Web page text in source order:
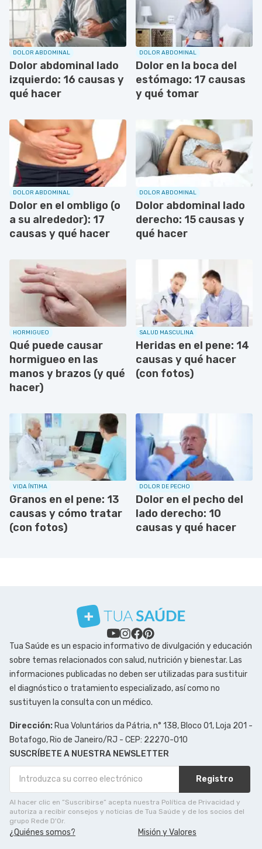
DOLOR ABDOMINAL
Dolor abdominal lado
izquierdo: 16 causas y
qué hacer
DOLOR ABDOMINAL
Dolor en la boca del
estómago: 17 causas
y qué tomar
DOLOR ABDOMINAL
Dolor en el ombligo (o
a su alrededor): 17
causas y qué hacer
DOLOR ABDOMINAL
Dolor abdominal lado
derecho: 15 causas y
qué hacer
HORMIGUEO
Qué puede causar
hormigueo en las
manos y brazos (y qué
hacer)
SALUD MASCULINA
Heridas en el pene: 14
causas y qué hacer
(con fotos)
VIDA ÍNTIMA
Granos en el pene: 13
causas y cómo tratar
(con fotos)
DOLOR DE PECHO
Dolor en el pecho del
lado derecho: 10
causas y qué hacer
Tua Saúde es un espacio informativo de divulgación y educación
sobre temas relacionados con salud, nutrición y bienestar. Las
informaciones publicadas no deben ser utilizadas para sustituir
el diagnóstico o tratamiento especializado, así como no
sustituyen la consulta con un médico.
Dirección: Rua Voluntários da Pátria, n° 138, Bloco 01, Loja 201 -
Botafogo, Rio de Janeiro/RJ - CEP: 22270-010
SUSCRÍBETE A NUESTRA NEWSLETTER
Registro
Al hacer clic en ”Suscribirse” acepta nuestra Política de Privacidad y
autoriza a recibir consejos y noticias de Tua Saúde y de los socios del
grupo Rede D'Or.
¿Quiénes somos? Misión y Valores